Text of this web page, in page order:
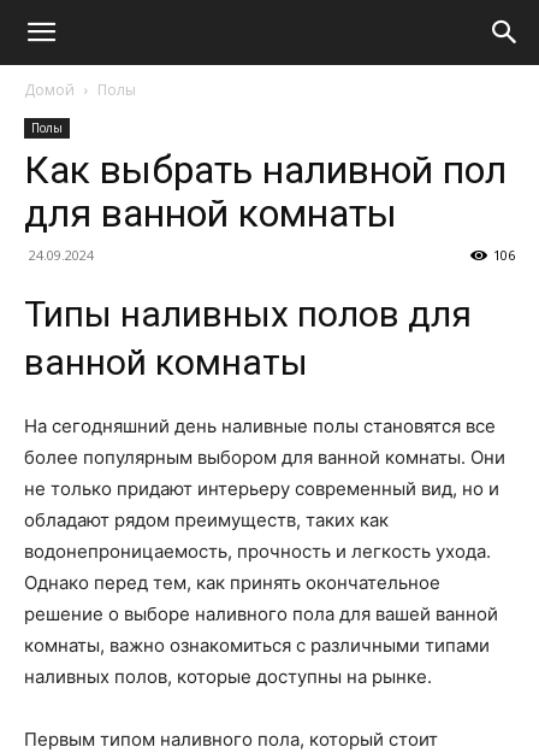
Домой Полы
Полы
Как выбрать наливной пол
для ванной комнаты
24.09.2024 106
Типы наливных полов для
ванной комнаты
На сегодняшний день наливные полы становятся все
более популярным выбором для ванной комнаты. Они
не только придают интерьеру современный вид, но и
обладают рядом преимуществ, таких как
водонепроницаемость, прочность и легкость ухода.
Однако перед тем, как принять окончательное
решение о выборе наливного пола для вашей ванной
комнаты, важно ознакомиться с различными типами
наливных полов, которые доступны на рынке.
Первым типом наливного пола, который стоит